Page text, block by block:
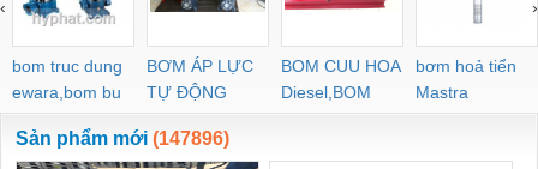
bom truc dung
ewara,bom bu
ewara
BƠM ÁP LỰC
TỰ ĐỘNG
BOM CUU HOA
Diesel,BOM
CHUA CHAY
bơm hoả tiển
Mastra
‹ ›
Sản phẩm mới (147896)